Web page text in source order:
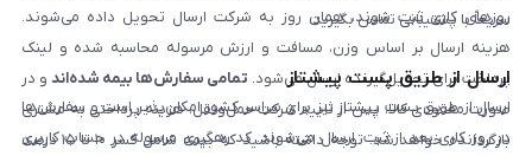
سریعاً با پشتیبانی تماس بگیرید.
روزهای کاری ثبت شوند، همان روز به شرکت ارسال تحویل داده می‌شوند.
هزینه ارسال بر اساس وزن، مسافت و ارزش مرسوله محاسبه شده و لینک
پرداخت برای تحویل‌گیرنده ارسال می‌شود. تمامی سفارش‌ها بیمه شده‌اند و در
صورت مفقودی کالا، پس از تایید شرکت حمل‌ونقل، هزینه پرداختی به مشتری
بازگردانده خواهد شد. توجه داشته باشید که بیمه شامل کسر ۱۰ تا ۱۵ درصد
ارسال از طریق پست پیشتاز
ارسال از طریق پست پیشتاز نیز برای سراسر کشور امکان‌پذیر است و سفارش‌ها
در روز کاری بعد از ثبت، ارسال می‌شوند. کد رهگیری مرسوله در حساب کاربری